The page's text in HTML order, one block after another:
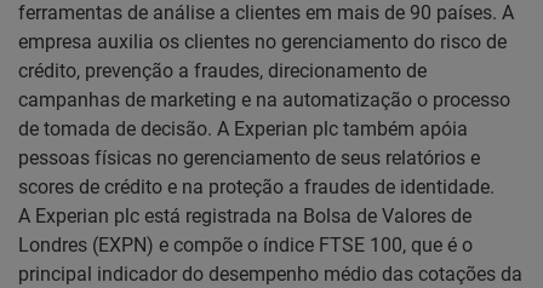
ferramentas de análise a clientes em mais de 90 países. A
empresa auxilia os clientes no gerenciamento do risco de
crédito, prevenção a fraudes, direcionamento de
campanhas de marketing e na automatização o processo
de tomada de decisão. A Experian plc também apóia
pessoas físicas no gerenciamento de seus relatórios e
scores de crédito e na proteção a fraudes de identidade.
A Experian plc está registrada na Bolsa de Valores de
Londres (EXPN) e compõe o índice FTSE 100, que é o
principal indicador do desempenho médio das cotações da